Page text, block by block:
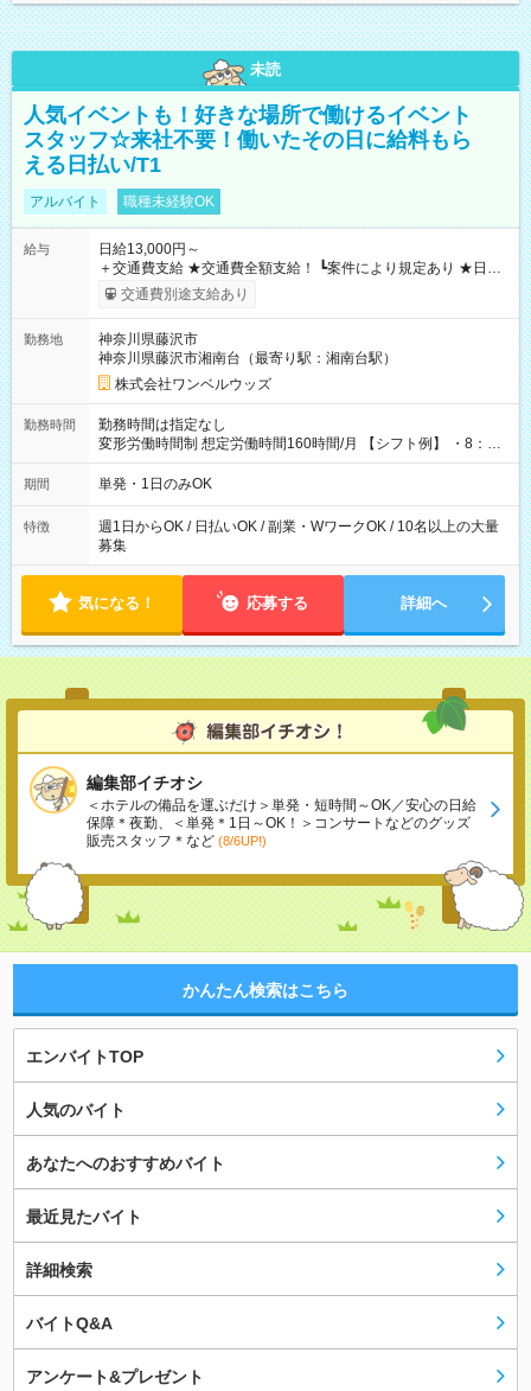
未読
人気イベントも！好きな場所で働けるイベント
スタッフ☆来社不要！働いたその日に給料もら
える日払い/T1
アルバイト 職種未経験OK
給与
日給13,000円～
＋交通費支給 ★交通費全額支給！ ┗案件により規定あり ★日払
いOK！（規定あり） ┗働いたその日に現金GET♪ お仕事後はコ
ンビニATMから 日払い分を引き落とせます！ 【試用期間】試
交通費別途支給あり
勤務地
神奈川県藤沢市
神奈川県藤沢市湘南台（最寄り駅：湘南台駅）
株式会社ワンベルウッズ
勤務時間
勤務時間は指定なし
変形労働時間制 想定労働時間160時間/月 【シフト例】 ・8：00
～21：00
期間 単発・1日のみOK
特徴
週1日からOK / 日払いOK / 副業・WワークOK / 10名以上の大量
募集
気になる！ 応募する 詳細へ
編集部イチオシ
＜ホテルの備品を運ぶだけ＞単発・短時間～OK／安心の日給
保障＊夜勤、＜単発＊1日～OK！＞コンサートなどのグッズ
販売スタッフ＊など (8/6UP!)
かんたん検索はこちら
エンバイトTOP
人気のバイト
あなたへのおすすめバイト
最近見たバイト
詳細検索
バイトQ&A
アンケート&プレゼント